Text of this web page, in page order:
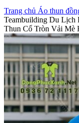
Trang chủ Áo thun
Teambuilding Du Lịch
Thun Cổ Tròn Vải Mè